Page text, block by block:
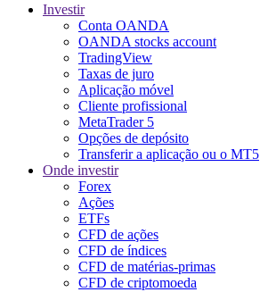
Investir
Conta OANDA
OANDA stocks account
TradingView
Taxas de juro
Aplicação móvel
Cliente profissional
MetaTrader 5
Opções de depósito
Transferir a aplicação ou o MT5
Onde investir
Forex
Ações
ETFs
CFD de ações
CFD de índices
CFD de matérias-primas
CFD de criptomoeda